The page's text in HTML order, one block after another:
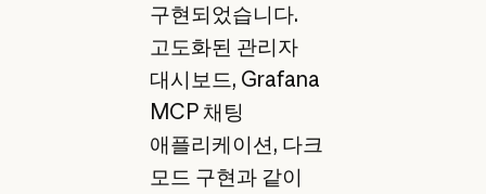
구현되었습니다.
고도화된 관리자
대시보드, Grafana
MCP 채팅
애플리케이션, 다크
모드 구현과 같이